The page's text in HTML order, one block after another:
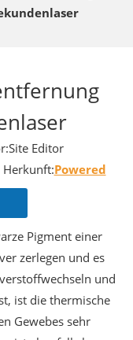
Editor
Powered
Pigment einer
zerlegen und es
und
ist die thermische
Gewebes sehr